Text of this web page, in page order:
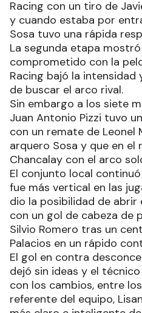
Racing con un tiro de
y cuando estaba por
Sosa tuvo una rápida
La segunda etapa
comprometido con la
Racing bajó la
de buscar el arco rival.
Sin embargo a los siete
Juan Antonio Pizzi tuvo
con un remate de Leonel
arquero Sosa y que en
Chancalay con el arco
El conjunto local
fue más vertical en las
dio la posibilidad de abrir
con un gol de cabeza de
Silvio Romero tras un
Palacios en un rápido
El gol en contra
dejó sin ideas y el
con los cambios, entre
referente del equipo,